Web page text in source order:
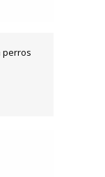
perros